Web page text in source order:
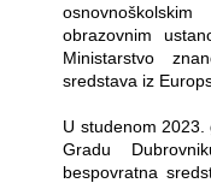
obrazovnim
Ministarstvo
sredstava iz
U studenom
Gradu
bespovratna